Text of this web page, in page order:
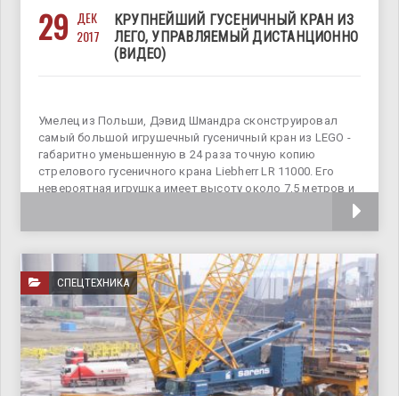
29 ДЕК
2017
КРУПНЕЙШИЙ ГУСЕНИЧНЫЙ КРАН ИЗ
ЛЕГО, УПРАВЛЯЕМЫЙ ДИСТАНЦИОННО
(ВИДЕО)
Умелец из Польши, Дэвид Шмандра сконструировал
самый большой игрушечный гусеничный кран из LEGO -
габаритно уменьшенную в 24 раза точную копию
стрелового гусеничного крана Liebherr LR 11000. Его
невероятная игрушка имеет высоту около 7,5 метров и
СПЕЦТЕХНИКА